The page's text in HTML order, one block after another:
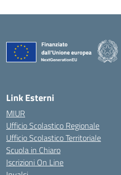
Link Esterni
MIUR
Ufficio Scolastico Regionale
Ufficio Scolastico Territoriale
Scuola in Chiaro
Iscrizioni On Line